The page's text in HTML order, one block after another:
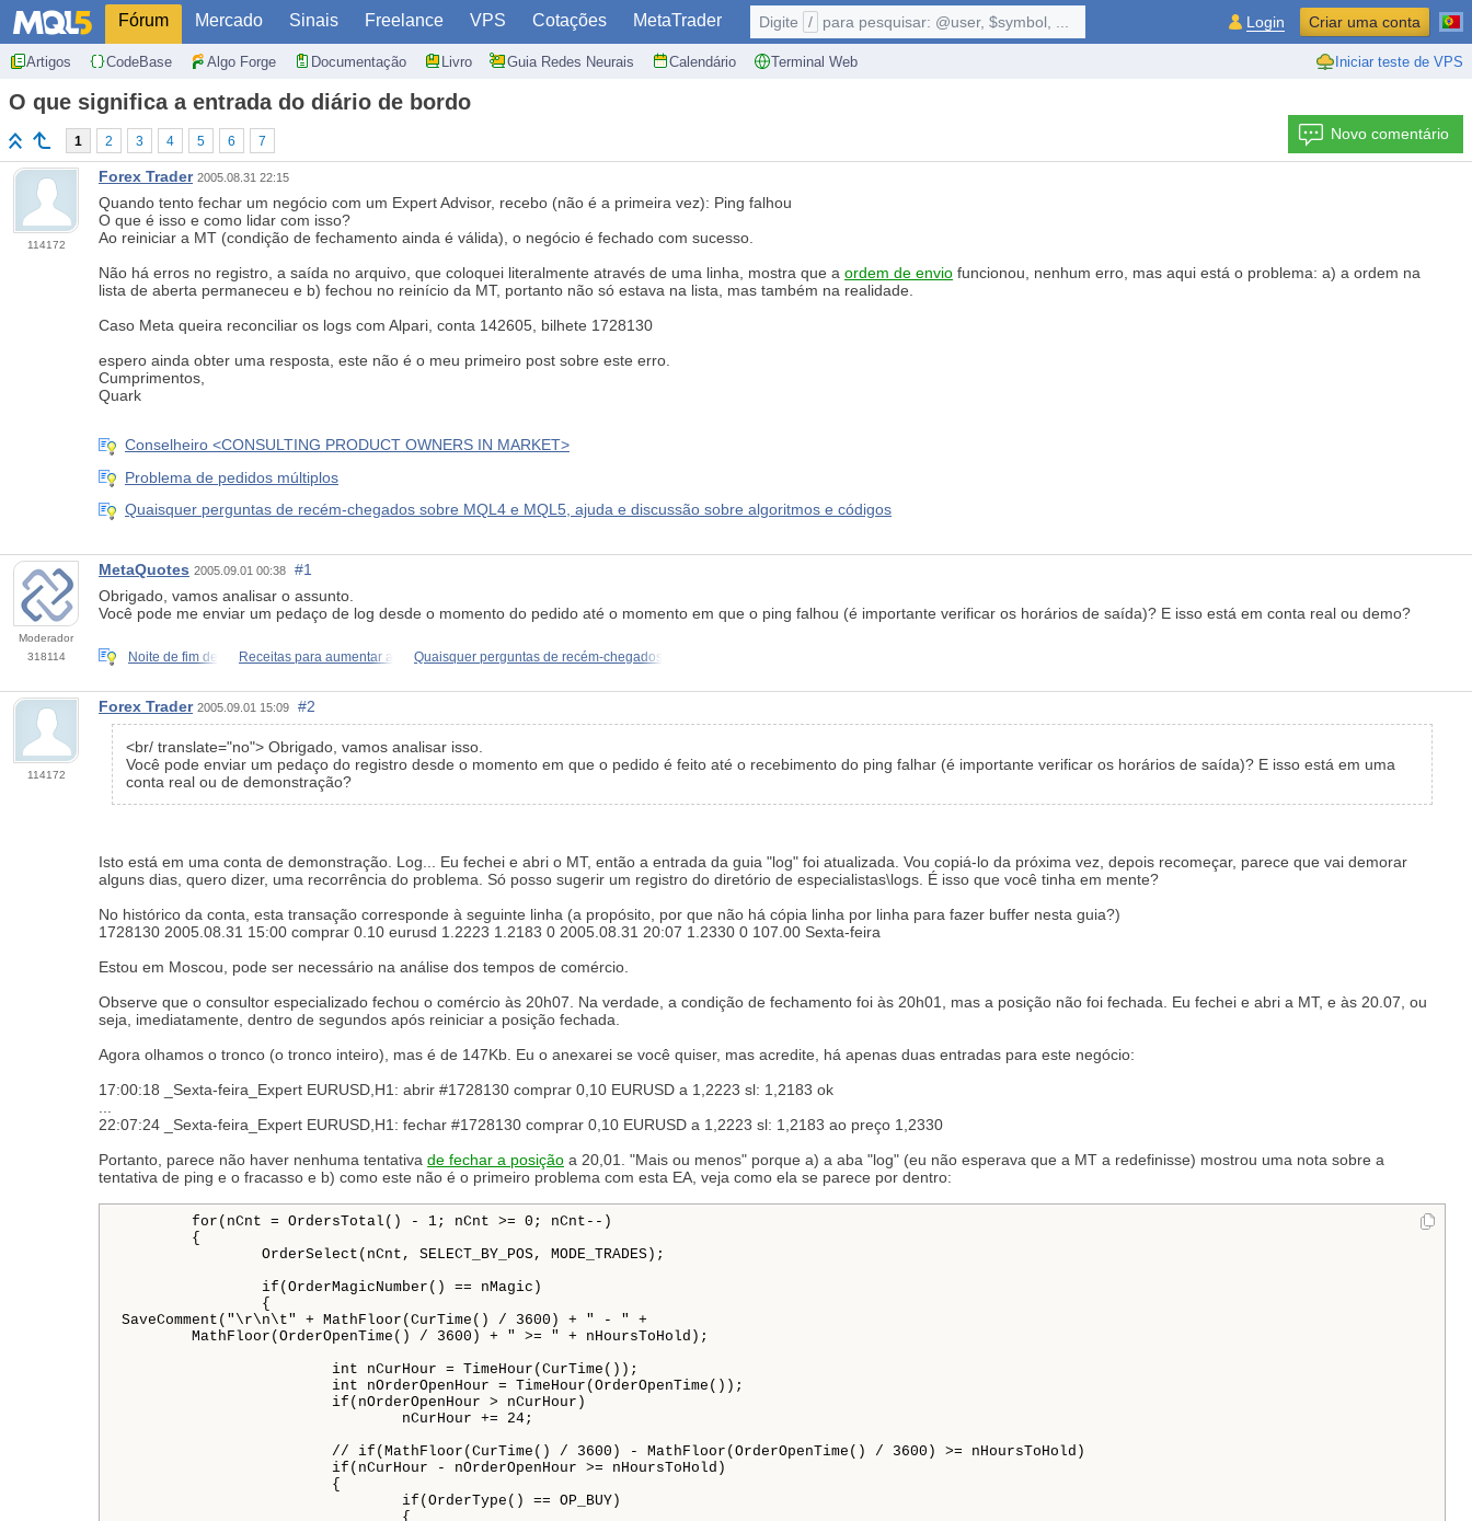
Fórum Mercado Sinais Freelance VPS Cotações MetaTrader
Artigos CodeBase Algo Forge Documentação Livro Guia Redes Neurais Calendário Terminal Web Iniciar teste de VPS
Digite / para pesquisar: @user, $symbol, ... Login Criar uma conta
O que significa a entrada do diário de bordo
1 2 3 4 5 6 7 Novo comentário
114172
Forex Trader 2005.08.31 22:15
Quando tento fechar um negócio com um Expert Advisor, recebo (não é a primeira vez): Ping falhou
O que é isso e como lidar com isso?
Ao reiniciar a MT (condição de fechamento ainda é válida), o negócio é fechado com sucesso.
Não há erros no registro, a saída no arquivo, que coloquei literalmente através de uma linha, mostra que a ordem de envio funcionou, nenhum erro, mas aqui está o problema: a) a ordem na
lista de aberta permaneceu e b) fechou no reinício da MT, portanto não só estava na lista, mas também na realidade.
Caso Meta queira reconciliar os logs com Alpari, conta 142605, bilhete 1728130
espero ainda obter uma resposta, este não é o meu primeiro post sobre este erro.
Cumprimentos,
Quark
Conselheiro <CONSULTING PRODUCT OWNERS IN MARKET>
Problema de pedidos múltiplos
Quaisquer perguntas de recém-chegados sobre MQL4 e MQL5, ajuda e discussão sobre algoritmos e códigos
Moderador
318114
MetaQuotes 2005.09.01 00:38
#1
Obrigado, vamos analisar o assunto.
Você pode me enviar um pedaço de log desde o momento do pedido até o momento em que o ping falhou (é importante verificar os horários de saída)? E isso está em conta real ou demo?
Noite de fim de Receitas para aumentar a Quaisquer perguntas de recém-chegados
114172
Forex Trader 2005.09.01 15:09 #2
<br/ translate="no"> Obrigado, vamos analisar isso.
Você pode enviar um pedaço do registro desde o momento em que o pedido é feito até o recebimento do ping falhar (é importante verificar os horários de saída)? E isso está em uma
conta real ou de demonstração?
Isto está em uma conta de demonstração. Log... Eu fechei e abri o MT, então a entrada da guia "log" foi atualizada. Vou copiá-lo da próxima vez, depois recomeçar, parece que vai demorar
alguns dias, quero dizer, uma recorrência do problema. Só posso sugerir um registro do diretório de especialistas\logs. É isso que você tinha em mente?
No histórico da conta, esta transação corresponde à seguinte linha (a propósito, por que não há cópia linha por linha para fazer buffer nesta guia?)
1728130 2005.08.31 15:00 comprar 0.10 eurusd 1.2223 1.2183 0 2005.08.31 20:07 1.2330 0 107.00 Sexta-feira
Estou em Moscou, pode ser necessário na análise dos tempos de comércio.
Observe que o consultor especializado fechou o comércio às 20h07. Na verdade, a condição de fechamento foi às 20h01, mas a posição não foi fechada. Eu fechei e abri a MT, e às 20.07, ou
seja, imediatamente, dentro de segundos após reiniciar a posição fechada.
Agora olhamos o tronco (o tronco inteiro), mas é de 147Kb. Eu o anexarei se você quiser, mas acredite, há apenas duas entradas para este negócio:
17:00:18 _Sexta-feira_Expert EURUSD,H1: abrir #1728130 comprar 0,10 EURUSD a 1,2223 sl: 1,2183 ok
22:07:24 _Sexta-feira_Expert EURUSD,H1: fechar #1728130 comprar 0,10 EURUSD a 1,2223 sl: 1,2183 ao preço 1,2330
Portanto, parece não haver nenhuma tentativa de fechar a posição a 20,01. "Mais ou menos" porque a) a aba "log" (eu não esperava que a MT a redefinisse) mostrou uma nota sobre a
tentativa de ping e o fracasso e b) como este não é o primeiro problema com esta EA, veja como ela se parece por dentro:
SaveComment("\r\n\t" + MathFloor(CurTime() / 3600) + " - " +